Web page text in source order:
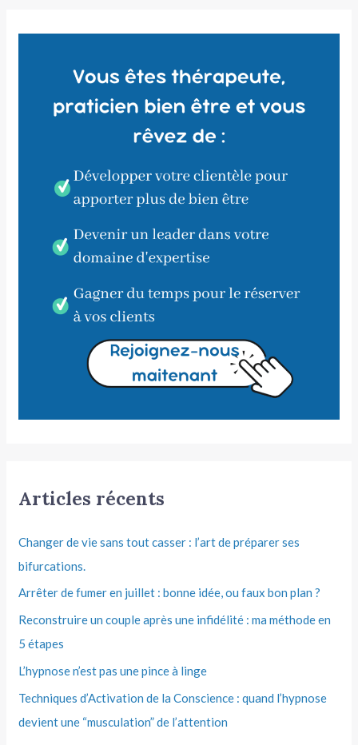
Articles récents
Changer de vie sans tout casser : l’art de préparer ses
bifurcations.
Arrêter de fumer en juillet : bonne idée, ou faux bon plan ?
Reconstruire un couple après une infidélité : ma méthode en
5 étapes
L’hypnose n’est pas une pince à linge
Techniques d’Activation de la Conscience : quand l’hypnose
devient une “musculation” de l’attention